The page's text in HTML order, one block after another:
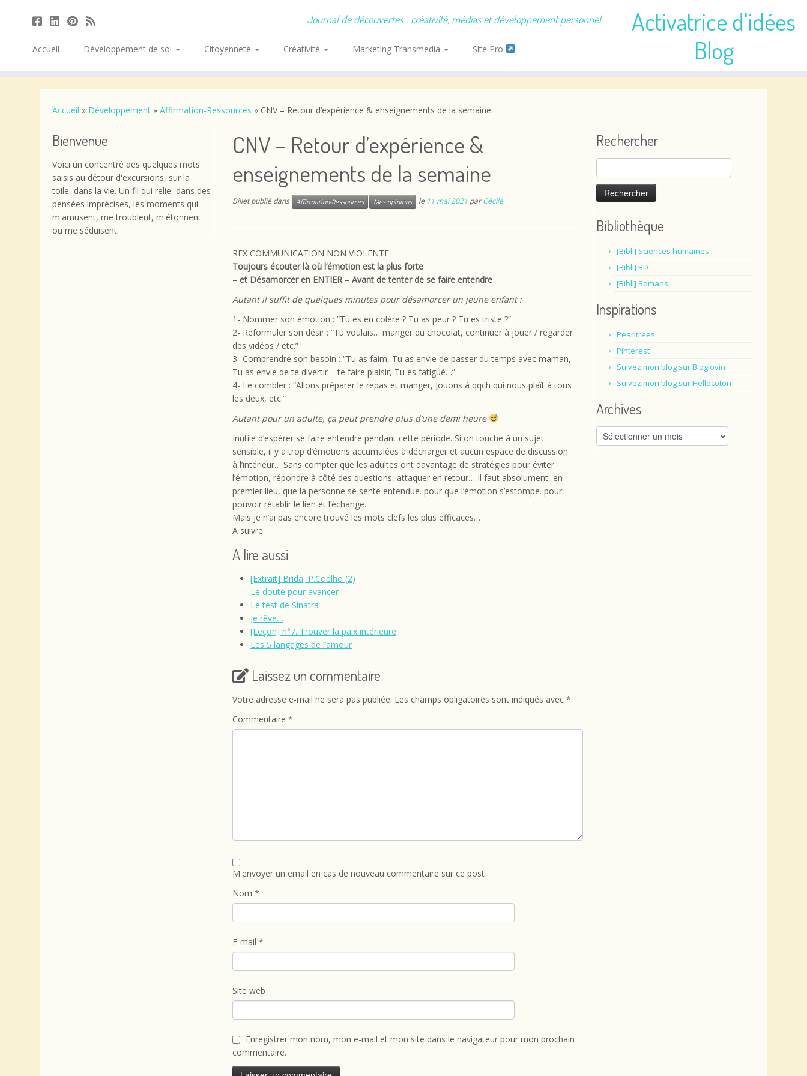
Activatrice d'idées
Blog
Journal de découvertes : créativité, médias et développement personnel.
Accueil Développement de soi Citoyenneté Créativité Marketing Transmedia Site Pro
Accueil » Développement » Affirmation-Ressources » CNV – Retour d’expérience & enseignements de la semaine
Bienvenue
Voici un concentré des quelques mots
saisis au détour d'excursions, sur la
toile, dans la vie. Un fil qui relie, dans des
pensées imprécises, les moments qui
m'amusent, me troublent, m'étonnent
ou me séduisent.
CNV – Retour d’expérience &
enseignements de la semaine
Billet publié dans Affirmation-Ressources Mes opinions le 11 mai 2021 parCécile
REX COMMUNICATION NON VIOLENTE
Toujours écouter là où l’émotion est la plus forte
– et Désamorcer en ENTIER – Avant de tenter de se faire entendre
Autant il suffit de quelques minutes pour désamorcer un jeune enfant :
1- Nommer son émotion : “Tu es en colère ? Tu as peur ? Tu es triste ?”
2- Reformuler son désir : “Tu voulais… manger du chocolat, continuer à jouer / regarder
des vidéos / etc.”
3- Comprendre son besoin : “Tu as faim, Tu as envie de passer du temps avec maman,
Tu as envie de te divertir – te faire plaisir, Tu es fatigué…”
4- Le combler : “Allons préparer le repas et manger, Jouons à qqch qui nous plaît à tous
les deux, etc.”
Autant pour un adulte, ça peut prendre plus d’une demi heure
Inutile d’espérer se faire entendre pendant cette période. Si on touche à un sujet
sensible, il y a trop d’émotions accumulées à décharger et aucun espace de discussion
à l’intérieur… Sans compter que les adultes ont davantage de stratégies pour éviter
l’émotion, répondre à côté des questions, attaquer en retour… Il faut absolument, en
premier lieu, que la personne se sente entendue. pour que l’émotion s’estompe. pour
pouvoir rétablir le lien et l’échange.
Mais je n’ai pas encore trouvé les mots clefs les plus efficaces…
A suivre.
A lire aussi
[Extrait] Brida, P.Coelho (2)
Le doute pour avancer
Le test de Sinatra
Je rêve…
[Leçon] n°7. Trouver la paix intérieure
Les 5 langages de l’amour
Laissez un commentaire
Votre adresse e-mail ne sera pas publiée. Les champs obligatoires sont indiqués avec *
Commentaire *
M'envoyer un email en cas de nouveau commentaire sur ce post
Nom *
E-mail *
Site web
Enregistrer mon nom, mon e-mail et mon site dans le navigateur pour mon prochain
commentaire.
Rechercher
Rechercher :
Bibliothèque
[Bibli] Sciences humaines
[Bibli] BD
[Bibli] Romans
Inspirations
Pearltrees
Pinterest
Suivez mon blog sur Bloglovin
Suivez mon blog sur Hellocoton
Archives
Archives